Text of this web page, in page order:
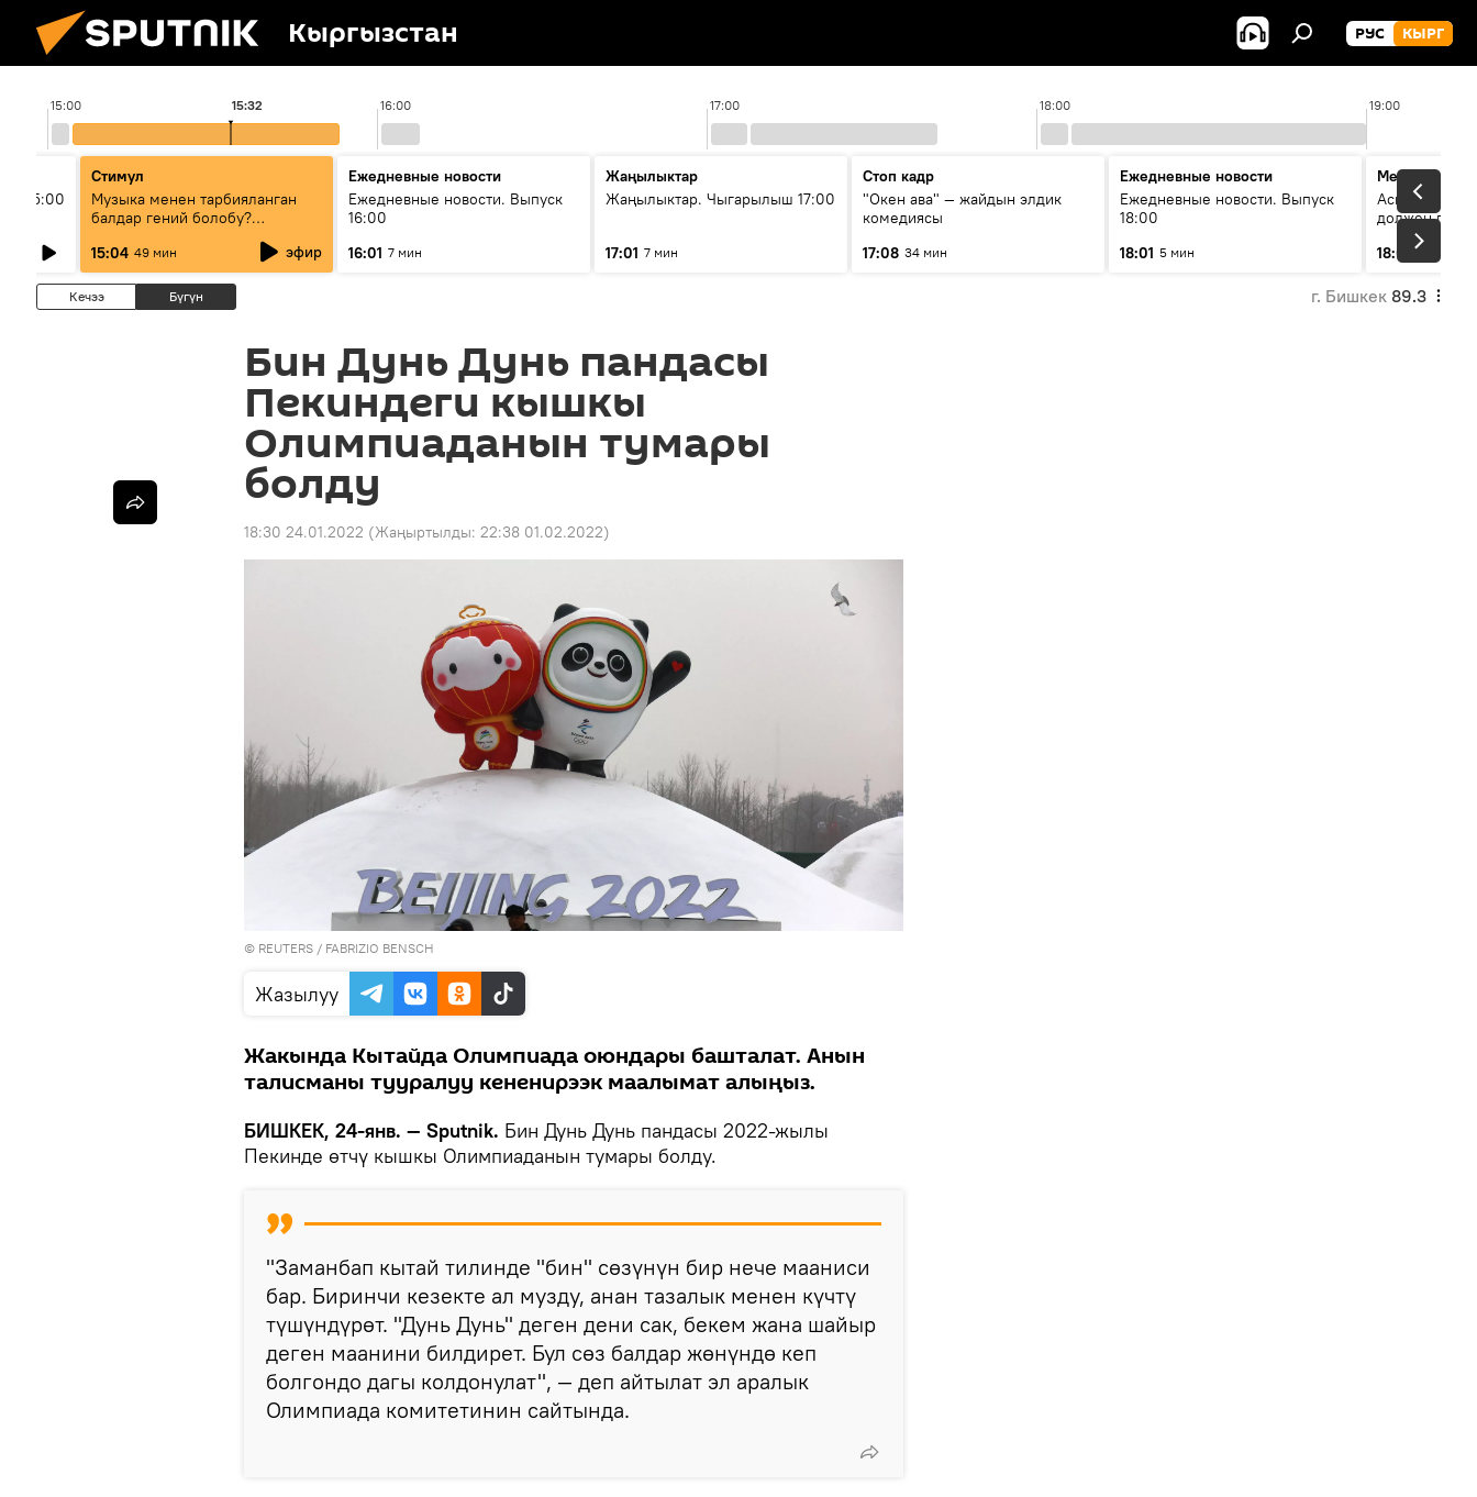
Кыргызстан РУС КЫРГ
15:00 16:00 17:00 18:00 19:00
15:32
15:00
Стимул
Музыка менен тарбияланган
балдар гений болобу?
Кыргыздын жашоосунда
музыканын орду
15:04 49 мин эфир
Ежедневные новости
Ежедневные новости. Выпуск
16:00
16:01 7 мин
Жаңылыктар
Жаңылыктар. Чыгарылыш 17:00
17:01 7 мин
Стоп кадр
"Окен ава" — жайдын элдик
комедиясы
17:08 34 мин
Ежедневные новости
Ежедневные новости. Выпуск
18:00
18:01 5 мин
Меняющие
Аскар
должен
18:06
Кечээ Бүгүн г. Бишкек 89.3
Бин Дунь Дунь пандасы
Пекиндеги кышкы
Олимпиаданын тумары
болду
18:30 24.01.2022 (Жаңыртылды: 22:38 01.02.2022)
© REUTERS / FABRIZIO BENSCH
Жазылуу
Жакында Кытайда Олимпиада оюндары башталат. Анын
талисманы тууралуу кененирээк маалымат алыңыз.
БИШКЕК, 24-янв. — Sputnik. Бин Дунь Дунь пандасы 2022-жылы
Пекинде өтчү кышкы Олимпиаданын тумары болду.
"Заманбап кытай тилинде "бин" сөзүнүн бир нече мааниси
бар. Биринчи кезекте ал музду, анан тазалык менен күчтү
түшүндүрөт. "Дунь Дунь" деген дени сак, бекем жана шайыр
деген маанини билдирет. Бул сөз балдар жөнүндө кеп
болгондо дагы колдонулат", — деп айтылат эл аралык
Олимпиада комитетинин сайтында.